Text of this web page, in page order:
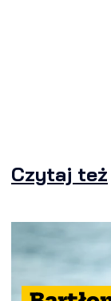
Czytaj też